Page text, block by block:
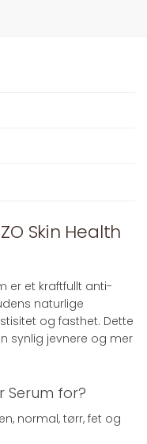
Skin Health
er et kraftfullt anti-
naturlige
og fasthet. Dette
synlig jevnere og mer
Serum for?
normal, tørr, fet og